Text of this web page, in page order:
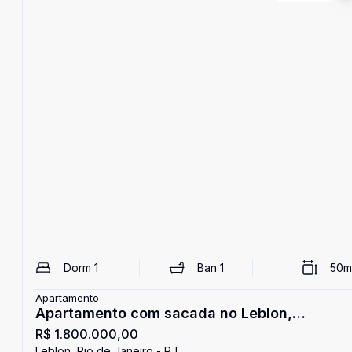
Dorm 1 Ban 1 50
Apartamento
Apartamento com sacada no Leblon,
infraestrutura completa e vaga na escritura
R$ 1.800.000,00